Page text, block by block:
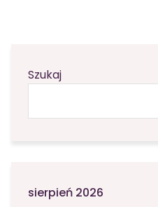
Szukaj
sierpień 2026